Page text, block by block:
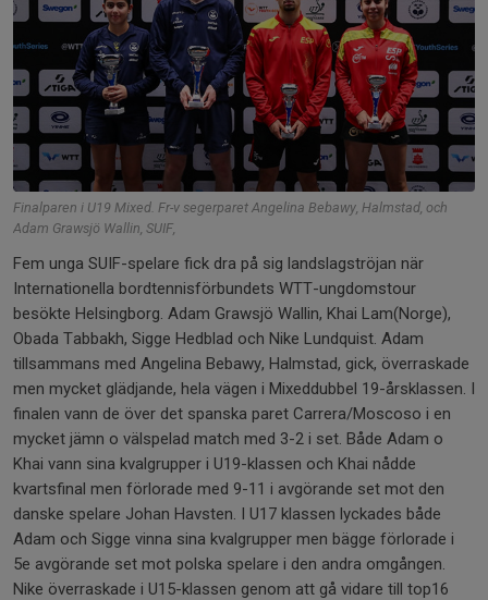
Finalparen i U19 Mixed. Fr-v segerparet Angelina Bebawy, Halmstad, och
Adam Grawsjö Wallin, SUIF,
Fem unga SUIF-spelare fick dra på sig landslagströjan när
Internationella bordtennisförbundets WTT-ungdomstour
besökte Helsingborg. Adam Grawsjö Wallin, Khai Lam(Norge),
Obada Tabbakh, Sigge Hedblad och Nike Lundquist. Adam
tillsammans med Angelina Bebawy, Halmstad, gick, överraskade
men mycket glädjande, hela vägen i Mixeddubbel 19-årsklassen. I
finalen vann de över det spanska paret Carrera/Moscoso i en
mycket jämn o välspelad match med 3-2 i set. Både Adam o
Khai vann sina kvalgrupper i U19-klassen och Khai nådde
kvartsfinal men förlorade med 9-11 i avgörande set mot den
danske spelare Johan Havsten. I U17 klassen lyckades både
Adam och Sigge vinna sina kvalgrupper men bägge förlorade i
5e avgörande set mot polska spelare i den andra omgången.
Nike överraskade i U15-klassen genom att gå vidare till top16